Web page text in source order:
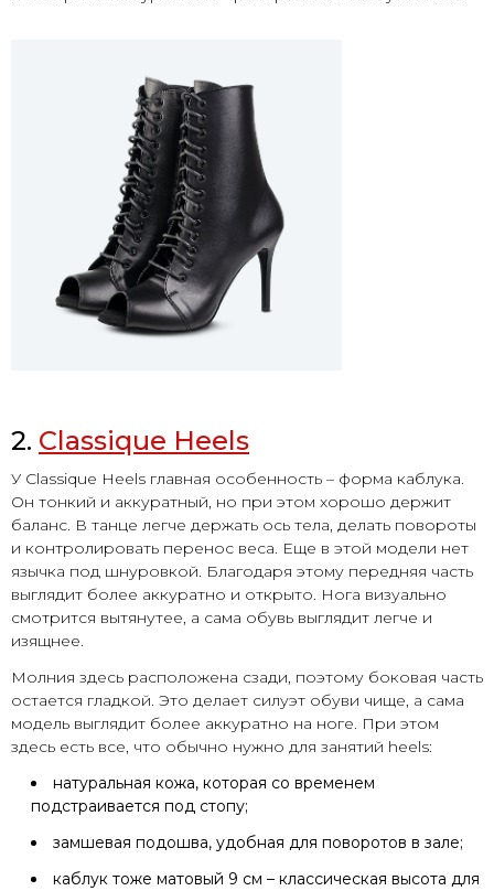
2. Classique Heels
У Classique Heels главная особенность – форма каблука.
Он тонкий и аккуратный, но при этом хорошо держит
баланс. В танце легче держать ось тела, делать повороты
и контролировать перенос веса. Еще в этой модели нет
язычка под шнуровкой. Благодаря этому передняя часть
выглядит более аккуратно и открыто. Нога визуально
смотрится вытянутее, а сама обувь выглядит легче и
изящнее.
Молния здесь расположена сзади, поэтому боковая часть
остается гладкой. Это делает силуэт обуви чище, а сама
модель выглядит более аккуратно на ноге. При этом
здесь есть все, что обычно нужно для занятий heels:
натуральная кожа, которая со временем
подстраивается под стопу;
замшевая подошва, удобная для поворотов в зале;
каблук тоже матовый 9 см – классическая высота для